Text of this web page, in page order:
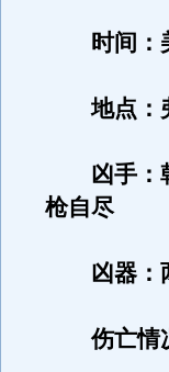
时间：
地点：
凶手：
枪自尽
凶器：
伤亡情